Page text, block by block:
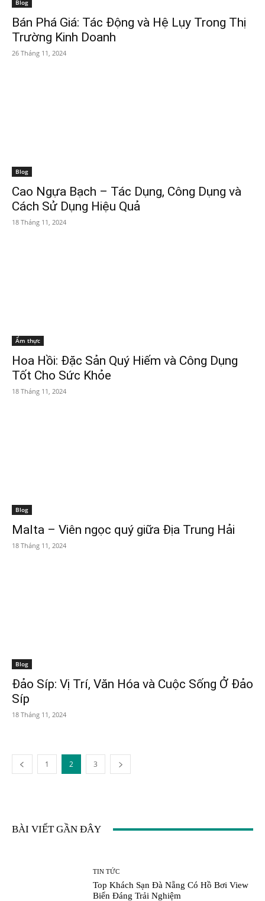
Blog
Bán Phá Giá: Tác Động và Hệ Lụy Trong Thị
Trường Kinh Doanh
26 Tháng 11, 2024
Blog
Cao Ngựa Bạch – Tác Dụng, Công Dụng và
Cách Sử Dụng Hiệu Quả
18 Tháng 11, 2024
Ẩm thực
Hoa Hồi: Đặc Sản Quý Hiếm và Công Dụng
Tốt Cho Sức Khỏe
18 Tháng 11, 2024
Blog
Malta – Viên ngọc quý giữa Địa Trung Hải
18 Tháng 11, 2024
Blog
Đảo Síp: Vị Trí, Văn Hóa và Cuộc Sống Ở Đảo
Síp
18 Tháng 11, 2024
1 2 3
BÀI VIẾT GẦN ĐÂY
TIN TỨC
Top Khách Sạn Đà Nẵng Có Hồ Bơi View
Biển Đáng Trải Nghiệm